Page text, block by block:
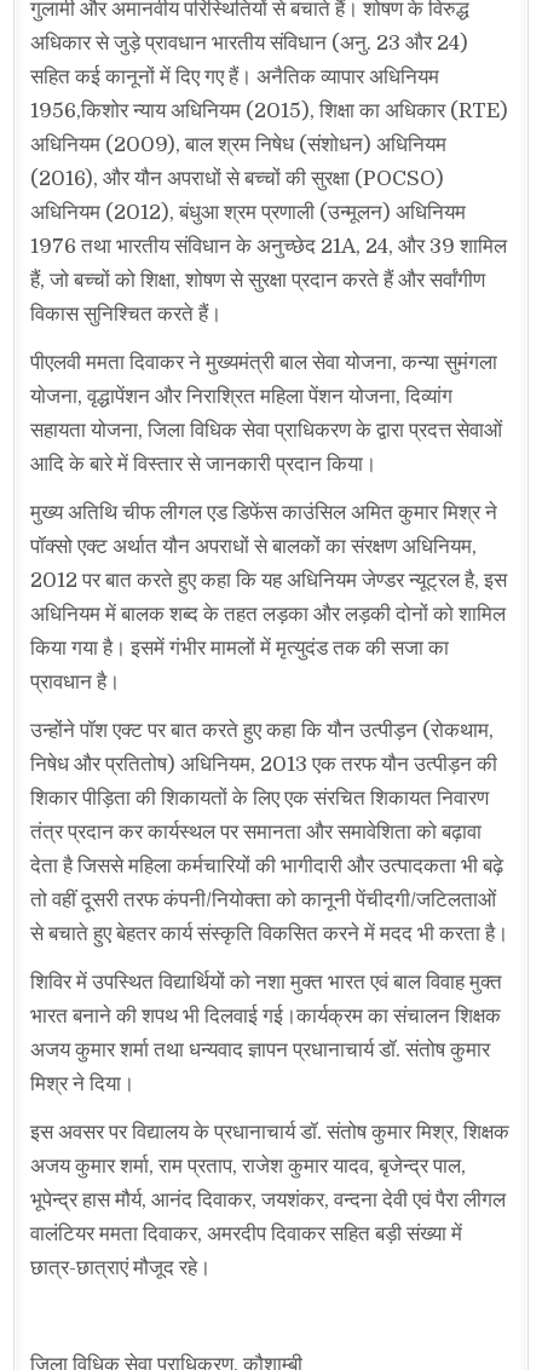
गुलामी और अमानवीय परिस्थितियों से बचाते हैं। शोषण के विरुद्ध
अधिकार से जुड़े प्रावधान भारतीय संविधान (अनु. 23 और 24)
सहित कई कानूनों में दिए गए हैं। अनैतिक व्यापार अधिनियम
1956,किशोर न्याय अधिनियम (2015), शिक्षा का अधिकार (RTE)
अधिनियम (2009), बाल श्रम निषेध (संशोधन) अधिनियम
(2016), और यौन अपराधों से बच्चों की सुरक्षा (POCSO)
अधिनियम (2012), बंधुआ श्रम प्रणाली (उन्मूलन) अधिनियम
1976 तथा भारतीय संविधान के अनुच्छेद 21A, 24, और 39 शामिल
हैं, जो बच्चों को शिक्षा, शोषण से सुरक्षा प्रदान करते हैं और सर्वांगीण
विकास सुनिश्चित करते हैं।
पीएलवी ममता दिवाकर ने मुख्यमंत्री बाल सेवा योजना, कन्या सुमंगला
योजना, वृद्धापेंशन और निराश्रित महिला पेंशन योजना, दिव्यांग
सहायता योजना, जिला विधिक सेवा प्राधिकरण के द्वारा प्रदत्त सेवाओं
आदि के बारे में विस्तार से जानकारी प्रदान किया।
मुख्य अतिथि चीफ लीगल एड डिफेंस काउंसिल अमित कुमार मिश्र ने
पॉक्सो एक्ट अर्थात यौन अपराधों से बालकों का संरक्षण अधिनियम,
2012 पर बात करते हुए कहा कि यह अधिनियम जेण्डर न्यूट्रल है, इस
अधिनियम में बालक शब्द के तहत लड़का और लड़की दोनों को शामिल
किया गया है। इसमें गंभीर मामलों में मृत्युदंड तक की सजा का
प्रावधान है।
उन्होंने पॉश एक्ट पर बात करते हुए कहा कि यौन उत्पीड़न (रोकथाम,
निषेध और प्रतितोष) अधिनियम, 2013 एक तरफ यौन उत्पीड़न की
शिकार पीड़िता की शिकायतों के लिए एक संरचित शिकायत निवारण
तंत्र प्रदान कर कार्यस्थल पर समानता और समावेशिता को बढ़ावा
देता है जिससे महिला कर्मचारियों की भागीदारी और उत्पादकता भी बढ़े
तो वहीं दूसरी तरफ कंपनी/नियोक्ता को कानूनी पेंचीदगी/जटिलताओं
से बचाते हुए बेहतर कार्य संस्कृति विकसित करने में मदद भी करता है।
शिविर में उपस्थित विद्यार्थियों को नशा मुक्त भारत एवं बाल विवाह मुक्त
भारत बनाने की शपथ भी दिलवाई गई।कार्यक्रम का संचालन शिक्षक
अजय कुमार शर्मा तथा धन्यवाद ज्ञापन प्रधानाचार्य डॉ. संतोष कुमार
मिश्र ने दिया।
इस अवसर पर विद्यालय के प्रधानाचार्य डॉ. संतोष कुमार मिश्र, शिक्षक
अजय कुमार शर्मा, राम प्रताप, राजेश कुमार यादव, बृजेन्द्र पाल,
भूपेन्द्र हास मौर्य, आनंद दिवाकर, जयशंकर, वन्दना देवी एवं पैरा लीगल
वालंटियर ममता दिवाकर, अमरदीप दिवाकर सहित बड़ी संख्या में
छात्र-छात्राएं मौजूद रहे।
जिला विधिक सेवा प्राधिकरण, कौशाम्बी